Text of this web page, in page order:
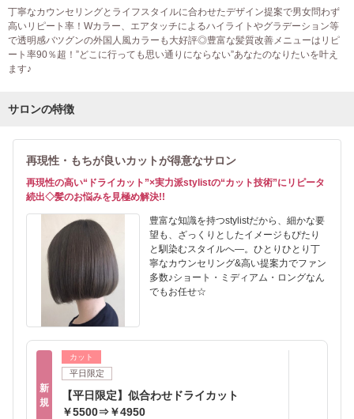
丁寧なカウンセリングとライフスタイルに合わせたデザイン提案で男女問わず
高いリピート率！Wカラー、エアタッチによるハイライトやグラデーション等
で透明感バツグンの外国人風カラーも大好評◎豊富な髪質改善メニューはリピ
ート率90％超！”どこに行っても思い通りにならない”あなたのなりたいを叶え
ます♪
サロンの特徴
再現性・もちが良いカットが得意なサロン
再現性の高い“ドライカット”×実力派stylistの“カット技術”にリピータ
続出◇髪のお悩みを見極め解決!!
豊富な知識を持つstylistだから、細かな要
望も、ざっくりとしたイメージもぴたり
と馴染むスタイルへ―。ひとりひとり丁
寧なカウンセリング&高い提案力でファン
多数♪ショート・ミディアム・ロングなん
でもお任せ☆
新
規
カット
平日限定
【平日限定】似合わせドライカット
￥5500⇒￥4950